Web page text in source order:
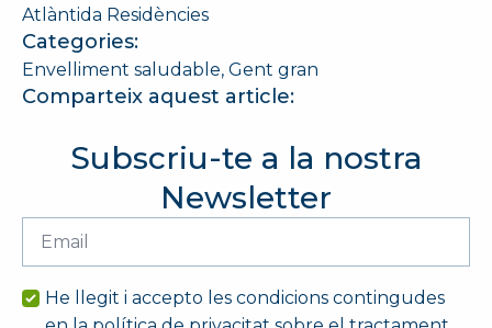
Atlàntida Residències
Categories:
Envelliment saludable Gent gran
Comparteix aquest article:
Subscriu-te a la nostra
Newsletter
Email
He llegit i accepto les condicions contingudes